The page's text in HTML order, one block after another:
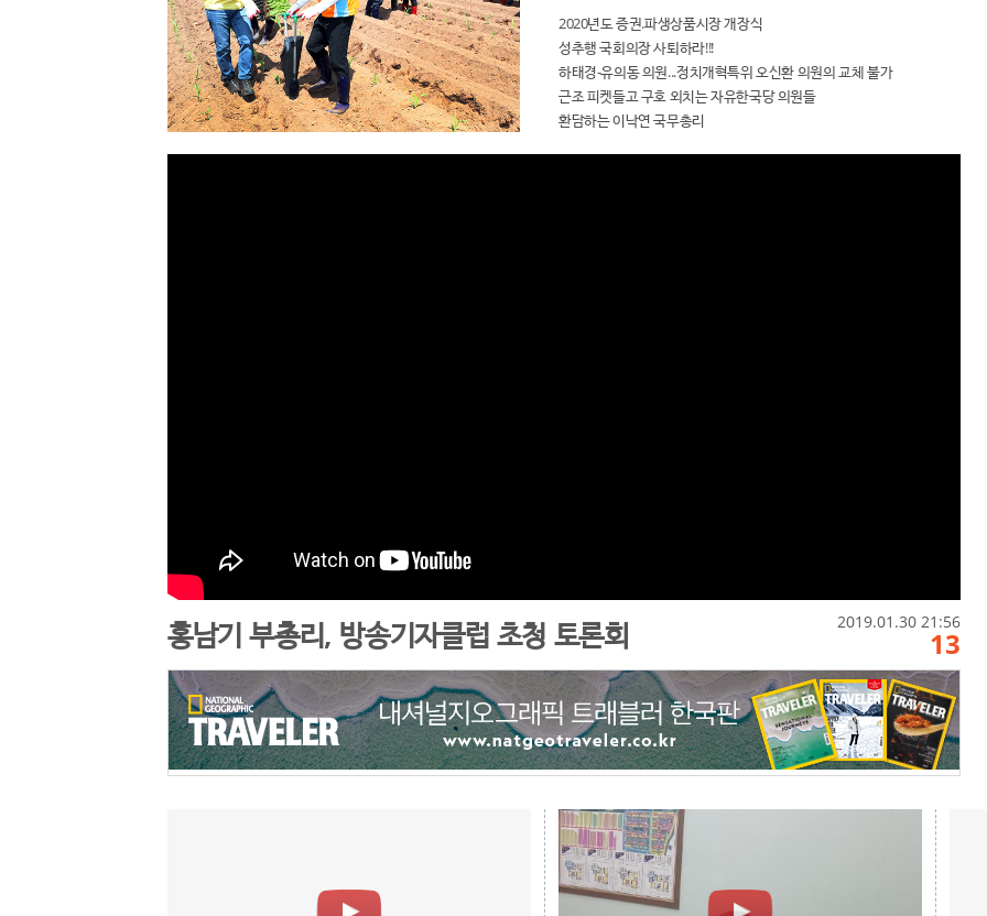
2020년도 증권.파생상품시장 개장식
성추행 국회의장 사퇴하라!!!
하태경-유의동 의원...정치개혁특위 오신환 의원의 교체 불가
근조 피켓들고 구호 외치는 자유한국당 의원들
환담하는 이낙연 국무총리
홍남기 부총리, 방송기자클럽 초청 토론회 2019.01.30 21:56
13